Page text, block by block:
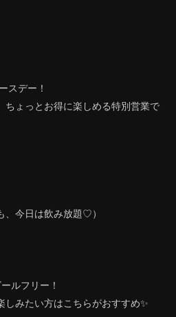
スデー！
ちょっとお得に楽しめる特別営業で
、今日は飲み放題♡）
ルフリー！
しみたい方はこちらがおすすめ✨